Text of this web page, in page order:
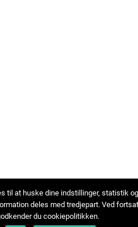
til at huske dine indstillinger, statistik
deles med tredjepart. Ved
du cookiepolitikken.